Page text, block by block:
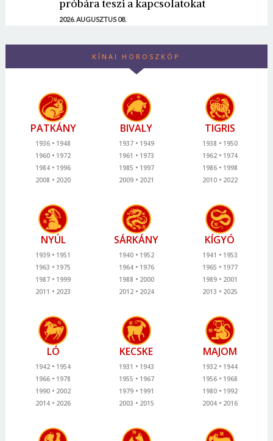
próbára teszi a kapcsolatokat
2026. AUGUSZTUS 08.
KÍNAI HOROSZKÓP
PATKÁNY
1936
1948
1960
1972
1984
1996
2008
2020
BIVALY
1937
1949
1961
1973
1985
1997
2009
2021
TIGRIS
1938
1950
1962
1974
1986
1998
2010
2022
NYÚL
1939
1951
1963
1975
1987
1999
2011
2023
SÁRKÁNY
1940
1952
1964
1976
1988
2000
2012
2024
KÍGYÓ
1941
1953
1965
1977
1989
2001
2013
2025
LÓ
1942
1954
1966
1978
1990
2002
2014
2026
KECSKE
1931
1943
1955
1967
1979
1991
2003
2015
MAJOM
1932
1944
1956
1968
1980
1992
2004
2016